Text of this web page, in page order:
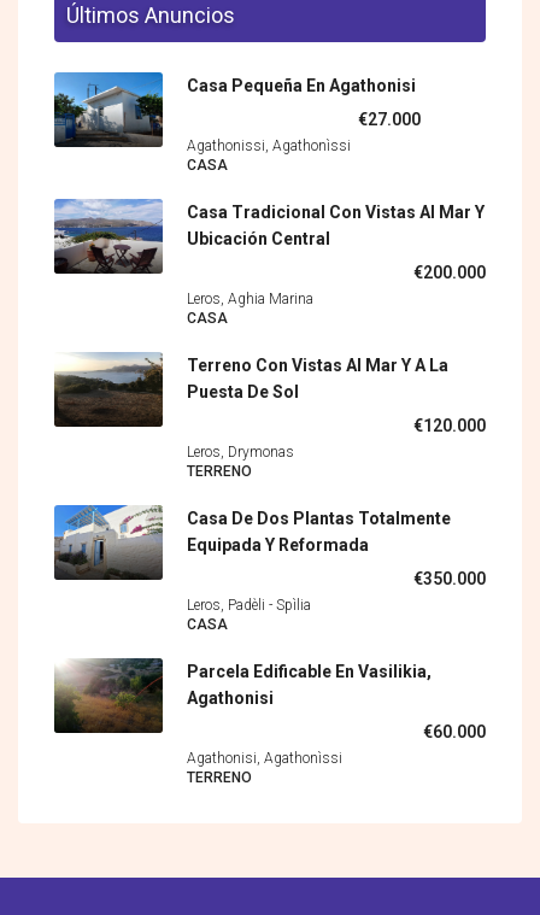
Últimos Anuncios
Casa Pequeña En Agathonisi
€27.000
Agathonissi, Agathonìssi
CASA
Casa Tradicional Con Vistas Al Mar Y
Ubicación Central
€200.000
Leros, Aghia Marina
CASA
Terreno Con Vistas Al Mar Y A La
Puesta De Sol
€120.000
Leros, Drymonas
TERRENO
Casa De Dos Plantas Totalmente
Equipada Y Reformada
€350.000
Leros, Padèli - Spìlia
CASA
Parcela Edificable En Vasilikia,
Agathonisi
€60.000
Agathonisi, Agathonìssi
TERRENO